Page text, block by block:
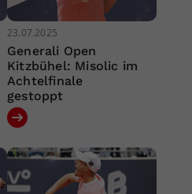
23.07.2025
Generali Open
Kitzbühel: Misolic im
Achtelfinale
gestoppt